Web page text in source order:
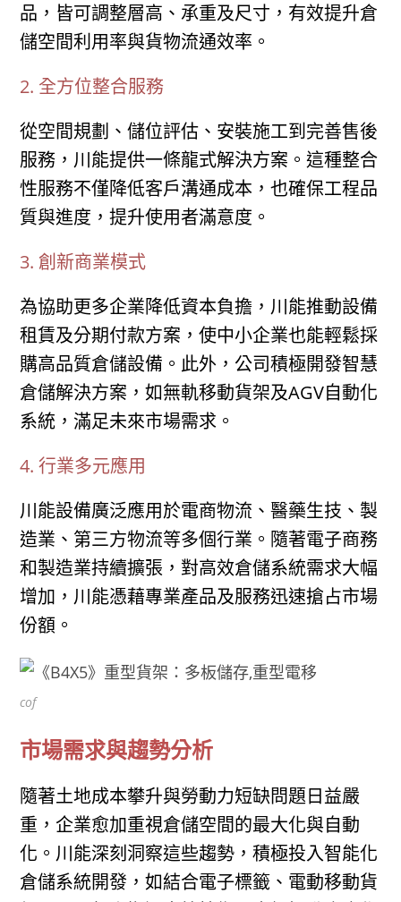
品，皆可調整層高、承重及尺寸，有效提升倉
儲空間利用率與貨物流通效率。
2. 全方位整合服務
從空間規劃、儲位評估、安裝施工到完善售後
服務，川能提供一條龍式解決方案。這種整合
性服務不僅降低客戶溝通成本，也確保工程品
質與進度，提升使用者滿意度。
3. 創新商業模式
為協助更多企業降低資本負擔，川能推動設備
租賃及分期付款方案，使中小企業也能輕鬆採
購高品質倉儲設備。此外，公司積極開發智慧
倉儲解決方案，如無軌移動貨架及AGV自動化
系統，滿足未來市場需求。
4. 行業多元應用
川能設備廣泛應用於電商物流、醫藥生技、製
造業、第三方物流等多個行業。隨著電子商務
和製造業持續擴張，對高效倉儲系統需求大幅
增加，川能憑藉專業產品及服務迅速搶占市場
份額。
cof
市場需求與趨勢分析
隨著土地成本攀升與勞動力短缺問題日益嚴
重，企業愈加重視倉儲空間的最大化與自動
化。川能深刻洞察這些趨勢，積極投入智能化
倉儲系統開發，如結合電子標籤、電動移動貨